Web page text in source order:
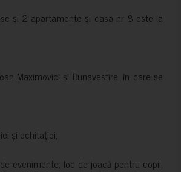
și 2 apartamente și casa nr 8 este la
Maximovici și Bunavestire, în care se
și echitației;
evenimente, loc de joacă pentru copii,